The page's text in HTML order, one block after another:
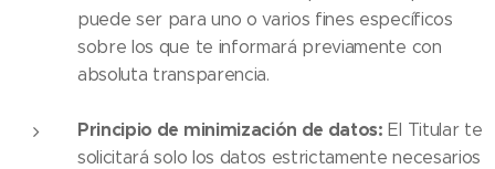
puede ser para uno o varios fines específicos
sobre los que te informará previamente con
absoluta transparencia.
Principio de minimización de datos: El Titular te
solicitará solo los datos estrictamente necesarios